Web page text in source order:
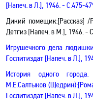
[Напеч. в Л.], 1946.- С.475-
Дикий помещик:[Рассказ] /
Детгиз [Напеч. в М.], 1946. -
Игрушечного дела людишки
Гослитиздат [Напеч. в Л.],
История одного
М.Е.Салтыков
Гослитиздат [Напеч. в Л.],